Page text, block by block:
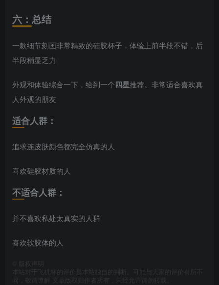
六：总结
一款细节刻画非常精致的硅胶杯子，体验上前半段不错，后
半段稍显乏力
外观和体验综合一下，给到一个四星推荐。非常适合喜欢真
人外观的朋友
适合人群：
追求连皮肤颜色都完全仿真的人
喜欢硅胶材质的人
不适合人群：
并不喜欢私处太真实的人群
喜欢软胶体的人
版权声明
本站对于飞机杯的评价是本站独自的判断。可能与大家的评价有所不
同，敬请谅解 文章版权归作者所有，未经允许请勿转载。